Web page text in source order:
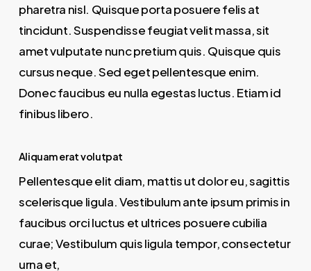
pharetra nisl. Quisque porta posuere felis at
tincidunt. Suspendisse feugiat velit massa, sit
amet vulputate nunc pretium quis. Quisque quis
cursus neque. Sed eget pellentesque enim.
Donec faucibus eu nulla egestas luctus. Etiam id
finibus libero.
Aliquam erat volutpat
Pellentesque elit diam, mattis ut dolor eu, sagittis
scelerisque ligula. Vestibulum ante ipsum primis in
faucibus orci luctus et ultrices posuere cubilia
curae; Vestibulum quis ligula tempor, consectetur
urna et,